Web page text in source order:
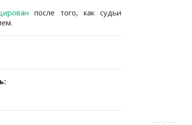
после того, как судьи